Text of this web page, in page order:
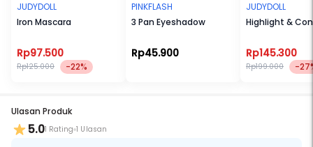
JUDYDOLL
Iron Mascara
Rp97.500
Rp125.000 -22%
PINKFLASH
3 Pan Eyeshadow
Rp45.900
JUDYDOLL
Highlight &
Rp145.300
Rp199.000 -
Ulasan Produk
5.01 Rating 1 Ulasan